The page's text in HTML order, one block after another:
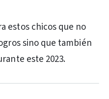
estos chicos que no
sino que también
este 2023.